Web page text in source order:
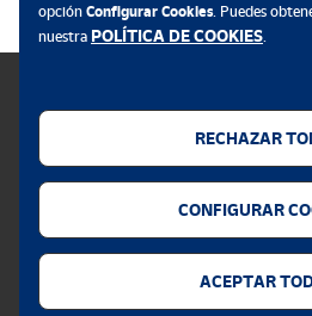
excavaciones de 2005 se muestra tal y
XIV.
Católicos. El Rey Carlos I de España, V
reforma en el Alcázar, con motivo de su
Política de cookies
Privacidad web
opción Configurar Cookies. Puedes
nuestra POLÍTICA DE COOKIES.
RECHAZAR
CONFIGURAR
ACEPTAR